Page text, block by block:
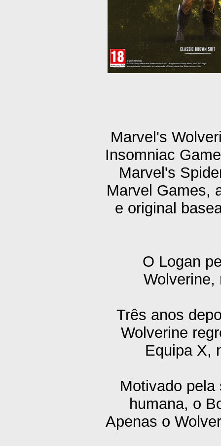
Marvel's
Insomniac
Marvel's
Marvel Games,
e original
O Logan
Wolverine,
Três anos
Wolverine
Equipa X,
Motivado
humana, o
Apenas o